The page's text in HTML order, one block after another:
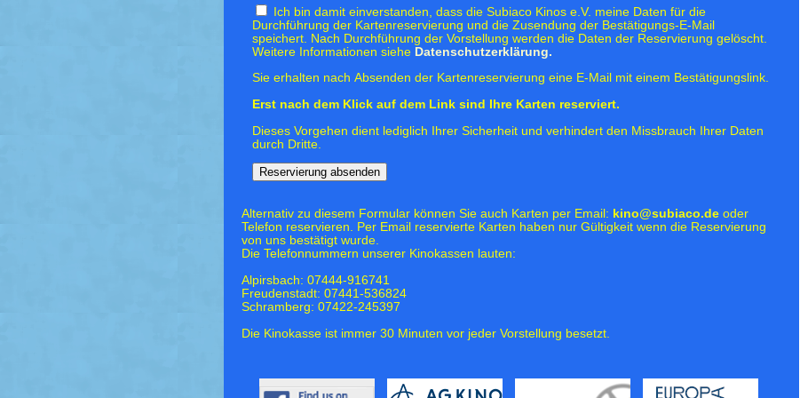
Ich bin damit einverstanden, dass die Subiaco Kinos e.V. meine Daten für die
Durchführung der Kartenreservierung und die Zusendung der Bestätigungs-E-Mail
speichert. Nach Durchführung der Vorstellung werden die Daten der Reservierung gelöscht.
Weitere Informationen siehe Datenschutzerklärung.
Sie erhalten nach Absenden der Kartenreservierung eine E-Mail mit einem Bestätigungslink.
Erst nach dem Klick auf dem Link sind Ihre Karten reserviert.
Dieses Vorgehen dient lediglich Ihrer Sicherheit und verhindert den Missbrauch Ihrer Daten
durch Dritte.
Alternativ zu diesem Formular können Sie auch Karten per Email: kino@subiaco.de oder
Telefon reservieren. Per Email reservierte Karten haben nur Gültigkeit wenn die Reservierung
von uns bestätigt wurde.
Die Telefonnummern unserer Kinokassen lauten:
Alpirsbach: 07444-916741
Freudenstadt: 07441-536824
Schramberg: 07422-245397
Die Kinokasse ist immer 30 Minuten vor jeder Vorstellung besetzt.